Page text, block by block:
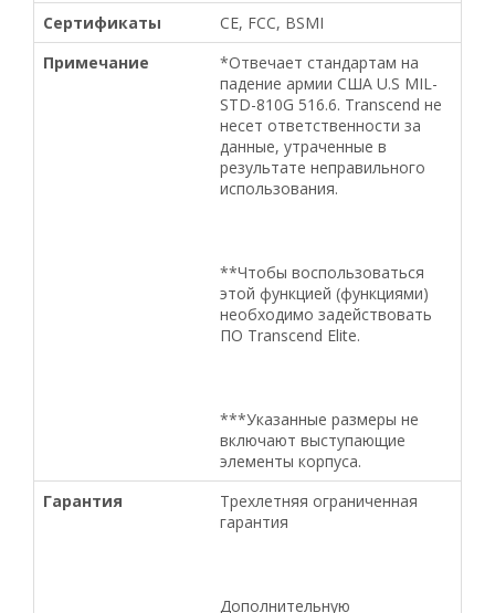
Сертификаты
CE, FCC, BSMI
Примечание
*Отвечает стандартам на
падение армии США U.S MIL-
STD-810G 516.6. Transcend не
несет ответственности за
данные, утраченные в
результате неправильного
использования.
**Чтобы воспользоваться
этой функцией (функциями)
необходимо задействовать
ПО Transcend Elite.
***Указанные размеры не
включают выступающие
элементы корпуса.
Гарантия
Трехлетняя ограниченная
гарантия
Дополнительную